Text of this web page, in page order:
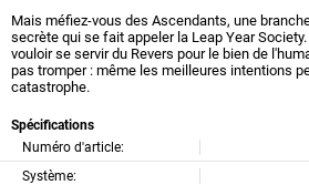
Mais méfiez-vous des Ascendants, une
secrète qui se fait appeler la Leap Year
vouloir se servir du Revers pour le bien de
pas tromper : même les meilleures intentions
catastrophe.
Spécifications
Numéro d'article:
Système: